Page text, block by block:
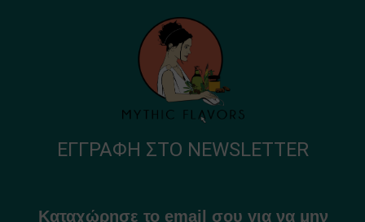
ΕΓΓΡΑΦΉ ΣΤΟ NEWSLETTER
Καταχώρησε το email σου για να μην